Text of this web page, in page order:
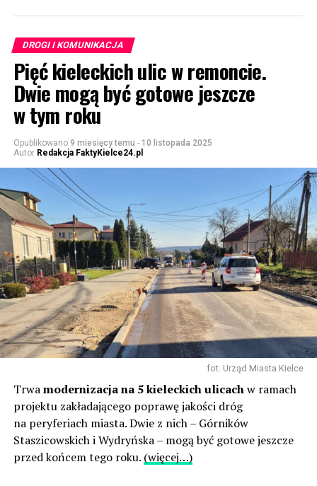
DROGI I KOMUNIKACJA
Pięć kieleckich ulic w remoncie.
Dwie mogą być gotowe jeszcze
w tym roku
Opublikowano 9 miesięcy temu - 10 listopada 2025
Autor Redakcja FaktyKielce24.pl
fot. Urząd Miasta Kielce
Trwamodernizacja na 5 kieleckich ulicachw ramach
projektu zakładającego poprawę jakości dróg
na peryferiach miasta. Dwie z nich – Górników
Staszicowskich i Wydryńska – mogą być gotowe jeszcze
przed końcem tego roku. (więcej…)